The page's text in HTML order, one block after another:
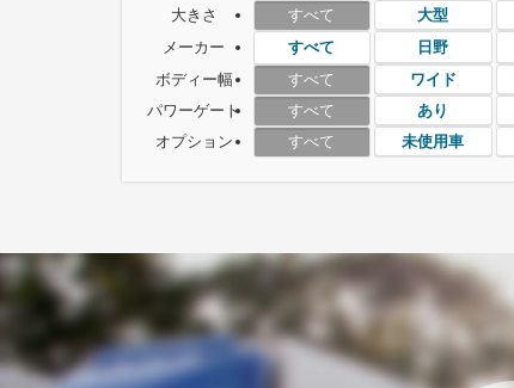
大きさ
すべて 大型
メーカー
すべて 日野
ボディー幅
すべて ワイド
パワーゲート
すべて あり
オプション
すべて 未使用車